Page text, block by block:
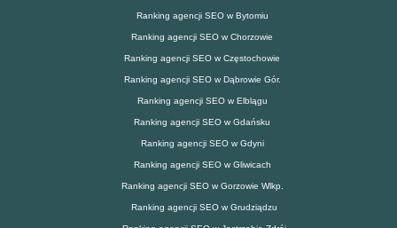
Ranking agencji SEO w Bytomiu
Ranking agencji SEO w Chorzowie
Ranking agencji SEO w Częstochowie
Ranking agencji SEO w Dąbrowie Gór.
Ranking agencji SEO w Elblągu
Ranking agencji SEO w Gdańsku
Ranking agencji SEO w Gdyni
Ranking agencji SEO w Gliwicach
Ranking agencji SEO w Gorzowie Wlkp.
Ranking agencji SEO w Grudziądzu